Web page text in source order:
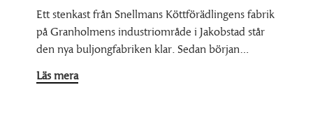
Ett stenkast från Snellmans Köttförädlingens fabrik
på Granholmens industriområde i Jakobstad står
den nya buljongfabriken klar. Sedan början…
Läs mera